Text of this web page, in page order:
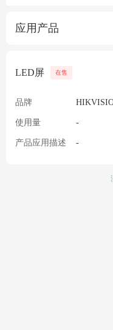
应用产品
LED屏 在售
品牌
使用量 -
产品应用描述 -